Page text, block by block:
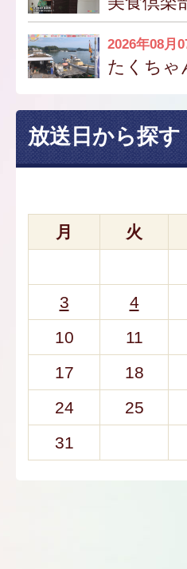
2026年08月
たくちゃ
放送日から探す
月 火
3 4
10
11
17
18
24
25
31